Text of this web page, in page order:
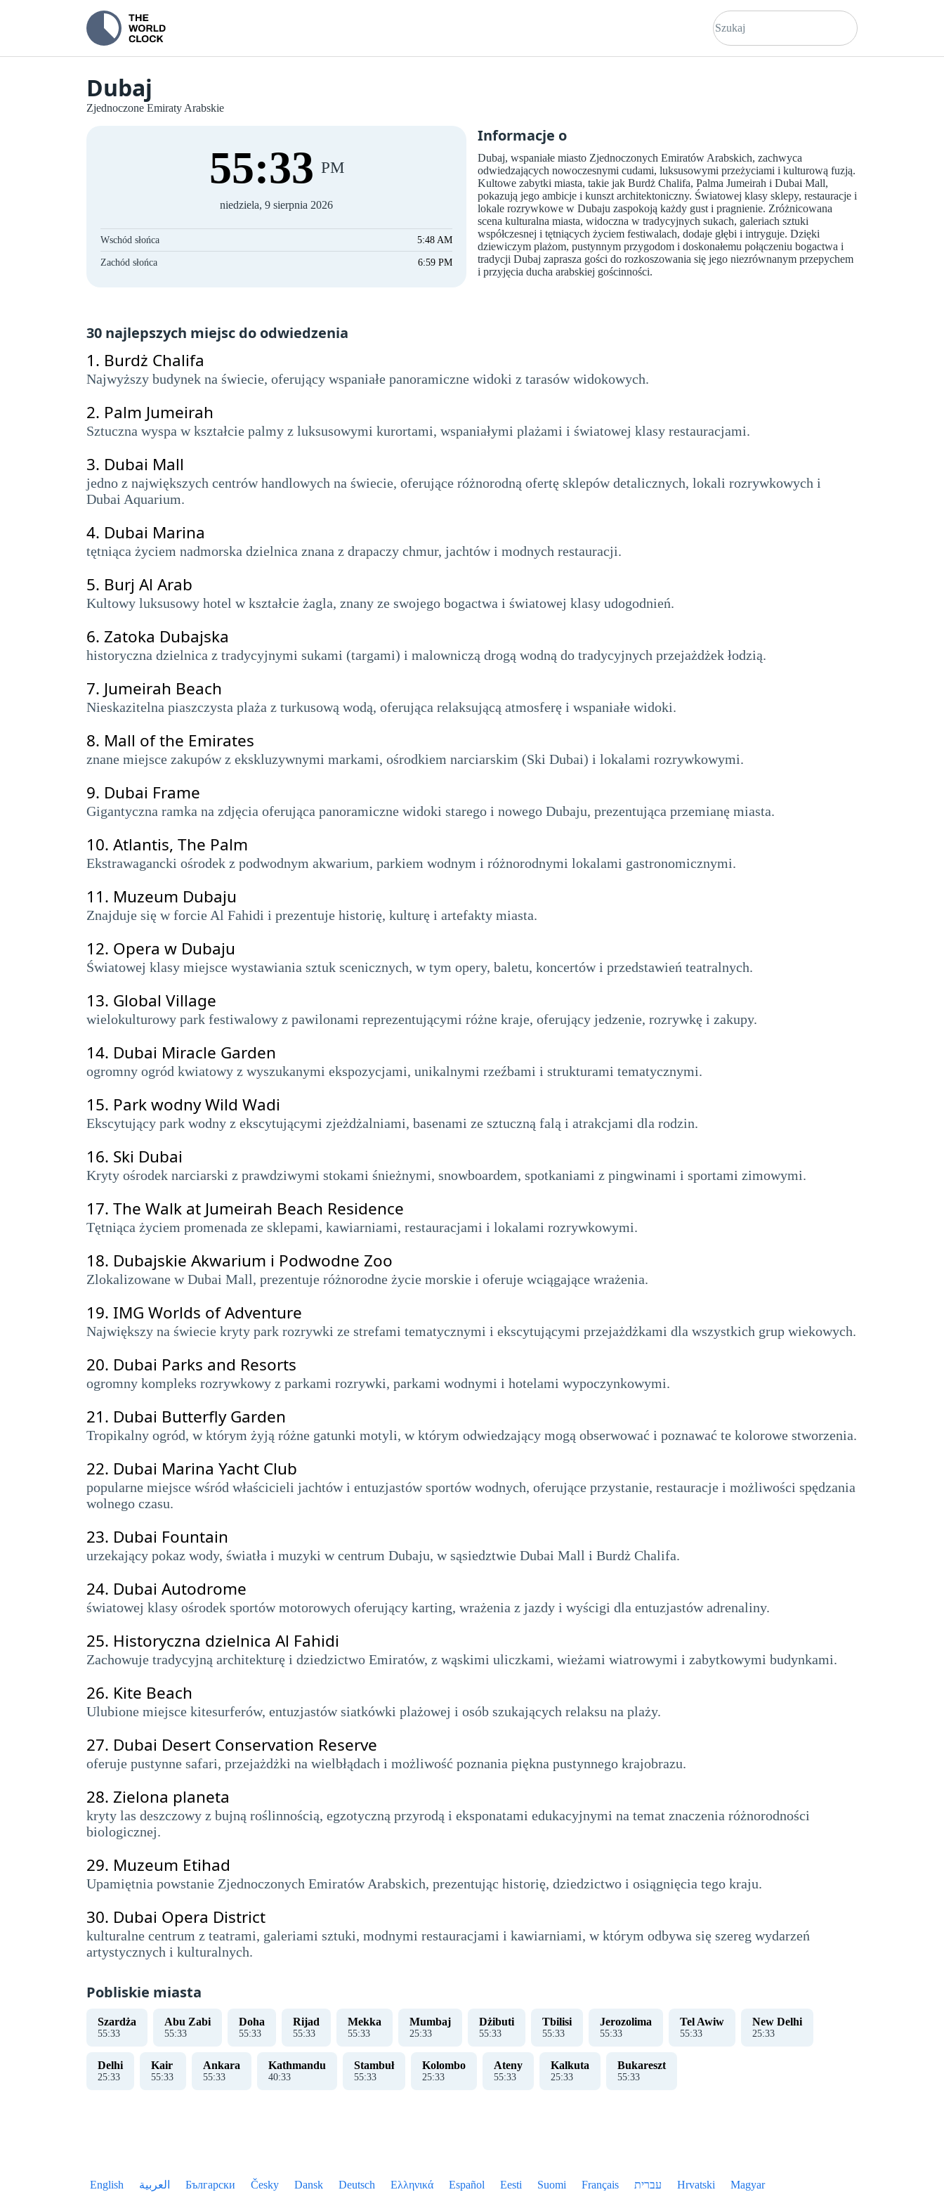
Dubaj
Zjednoczone Emiraty Arabskie
55:33 PM
niedziela, 9 sierpnia 2026
Wschód słońca 5:48 AM
Zachód słońca 6:59 PM
Informacje o
Dubaj, wspaniałe miasto Zjednoczonych Emiratów Arabskich, zachwyca
odwiedzających nowoczesnymi cudami, luksusowymi przeżyciami i kulturową fuzją.
Kultowe zabytki miasta, takie jak Burdż Chalifa, Palma Jumeirah i Dubai Mall,
pokazują jego ambicje i kunszt architektoniczny. Światowej klasy sklepy, restauracje i
lokale rozrywkowe w Dubaju zaspokoją każdy gust i pragnienie. Zróżnicowana
scena kulturalna miasta, widoczna w tradycyjnych sukach, galeriach sztuki
współczesnej i tętniących życiem festiwalach, dodaje głębi i intryguje. Dzięki
dziewiczym plażom, pustynnym przygodom i doskonałemu połączeniu bogactwa i
tradycji Dubaj zaprasza gości do rozkoszowania się jego niezrównanym przepychem
i przyjęcia ducha arabskiej gościnności.
30 najlepszych miejsc do odwiedzenia
1. Burdż Chalifa
Najwyższy budynek na świecie, oferujący wspaniałe panoramiczne widoki z tarasów widokowych.
2. Palm Jumeirah
Sztuczna wyspa w kształcie palmy z luksusowymi kurortami, wspaniałymi plażami i światowej klasy restauracjami.
3. Dubai Mall
jedno z największych centrów handlowych na świecie, oferujące różnorodną ofertę sklepów detalicznych, lokali rozrywkowych i
Dubai Aquarium.
4. Dubai Marina
tętniąca życiem nadmorska dzielnica znana z drapaczy chmur, jachtów i modnych restauracji.
5. Burj Al Arab
Kultowy luksusowy hotel w kształcie żagla, znany ze swojego bogactwa i światowej klasy udogodnień.
6. Zatoka Dubajska
historyczna dzielnica z tradycyjnymi sukami (targami) i malowniczą drogą wodną do tradycyjnych przejażdżek łodzią.
7. Jumeirah Beach
Nieskazitelna piaszczysta plaża z turkusową wodą, oferująca relaksującą atmosferę i wspaniałe widoki.
8. Mall of the Emirates
znane miejsce zakupów z ekskluzywnymi markami, ośrodkiem narciarskim (Ski Dubai) i lokalami rozrywkowymi.
9. Dubai Frame
Gigantyczna ramka na zdjęcia oferująca panoramiczne widoki starego i nowego Dubaju, prezentująca przemianę miasta.
10. Atlantis, The Palm
Ekstrawagancki ośrodek z podwodnym akwarium, parkiem wodnym i różnorodnymi lokalami gastronomicznymi.
11. Muzeum Dubaju
Znajduje się w forcie Al Fahidi i prezentuje historię, kulturę i artefakty miasta.
12. Opera w Dubaju
Światowej klasy miejsce wystawiania sztuk scenicznych, w tym opery, baletu, koncertów i przedstawień teatralnych.
13. Global Village
wielokulturowy park festiwalowy z pawilonami reprezentującymi różne kraje, oferujący jedzenie, rozrywkę i zakupy.
14. Dubai Miracle Garden
ogromny ogród kwiatowy z wyszukanymi ekspozycjami, unikalnymi rzeźbami i strukturami tematycznymi.
15. Park wodny Wild Wadi
Ekscytujący park wodny z ekscytującymi zjeżdżalniami, basenami ze sztuczną falą i atrakcjami dla rodzin.
16. Ski Dubai
Kryty ośrodek narciarski z prawdziwymi stokami śnieżnymi, snowboardem, spotkaniami z pingwinami i sportami zimowymi.
17. The Walk at Jumeirah Beach Residence
Tętniąca życiem promenada ze sklepami, kawiarniami, restauracjami i lokalami rozrywkowymi.
18. Dubajskie Akwarium i Podwodne Zoo
Zlokalizowane w Dubai Mall, prezentuje różnorodne życie morskie i oferuje wciągające wrażenia.
19. IMG Worlds of Adventure
Największy na świecie kryty park rozrywki ze strefami tematycznymi i ekscytującymi przejażdżkami dla wszystkich grup wiekowych.
20. Dubai Parks and Resorts
ogromny kompleks rozrywkowy z parkami rozrywki, parkami wodnymi i hotelami wypoczynkowymi.
21. Dubai Butterfly Garden
Tropikalny ogród, w którym żyją różne gatunki motyli, w którym odwiedzający mogą obserwować i poznawać te kolorowe stworzenia.
22. Dubai Marina Yacht Club
popularne miejsce wśród właścicieli jachtów i entuzjastów sportów wodnych, oferujące przystanie, restauracje i możliwości spędzania
wolnego czasu.
23. Dubai Fountain
urzekający pokaz wody, światła i muzyki w centrum Dubaju, w sąsiedztwie Dubai Mall i Burdż Chalifa.
24. Dubai Autodrome
światowej klasy ośrodek sportów motorowych oferujący karting, wrażenia z jazdy i wyścigi dla entuzjastów adrenaliny.
25. Historyczna dzielnica Al Fahidi
Zachowuje tradycyjną architekturę i dziedzictwo Emiratów, z wąskimi uliczkami, wieżami wiatrowymi i zabytkowymi budynkami.
26. Kite Beach
Ulubione miejsce kitesurferów, entuzjastów siatkówki plażowej i osób szukających relaksu na plaży.
27. Dubai Desert Conservation Reserve
oferuje pustynne safari, przejażdżki na wielbłądach i możliwość poznania piękna pustynnego krajobrazu.
28. Zielona planeta
kryty las deszczowy z bujną roślinnością, egzotyczną przyrodą i eksponatami edukacyjnymi na temat znaczenia różnorodności
biologicznej.
29. Muzeum Etihad
Upamiętnia powstanie Zjednoczonych Emiratów Arabskich, prezentując historię, dziedzictwo i osiągnięcia tego kraju.
30. Dubai Opera District
kulturalne centrum z teatrami, galeriami sztuki, modnymi restauracjami i kawiarniami, w którym odbywa się szereg wydarzeń
artystycznych i kulturalnych.
Pobliskie miasta
Szardża
55:33
Abu Zabi
55:33
Doha
55:33
Rijad
55:33
Mekka
55:33
Mumbaj
25:33
Dżibuti
55:33
Tbilisi
55:33
Jerozolima
55:33
Tel Awiw
55:33
New Delhi
25:33
Delhi
25:33
Kair
55:33
Ankara
55:33
Kathmandu
40:33
Stambuł
55:33
Kolombo
25:33
Ateny
55:33
Kalkuta
25:33
Bukareszt
55:33
English العربية Български Česky Dansk Deutsch Ελληνικά Español Eesti Suomi Français עברית Hrvatski Magyar